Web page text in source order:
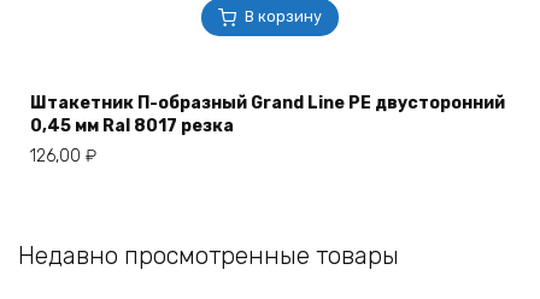
В корзину
Штакетник П-образный Grand Line РЕ двусторонний
0,45 мм Ral 8017 резка
126,00 ₽
Недавно просмотренные товары